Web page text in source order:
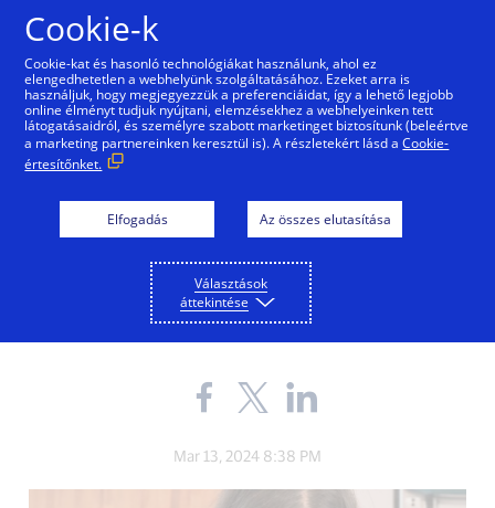
GLOBAL MATTERS
vállalkozásból asztalos
workshop - a Fatipli
Műhely története
Share
the
on
Facebook
Share
the
on
Twitter
on
LinkedIn
Mar 13, 2024 8:38 PM
Cookie-k
Cookie-kat és hasonló technológiákat használunk, ahol ez
elengedhetetlen a webhelyünk szolgáltatásához. Ezeket arra is
használjuk, hogy megjegyezzük a preferenciáidat, így a lehető legjobb
online élményt tudjuk nyújtani, elemzésekhez a webhelyeinken tett
látogatásaidról, és személyre szabott marketinget biztosítunk (beleértve
a marketing partnereinken keresztül is). A részletekért lásd aCookie-
értesítőnket.
Elfogadás Az összes elutasítása
Választások
áttekintése